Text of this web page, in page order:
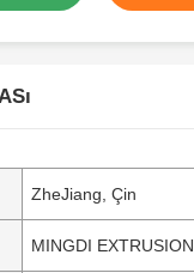
ZheJiang, Çin
MINGDI EXTRUSION